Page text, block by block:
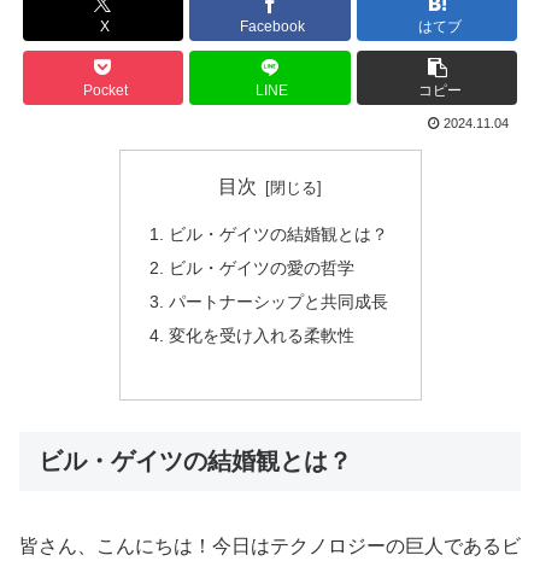
X Facebook はてブ
Pocket LINE コピー
2024.11.04
目次
ビル・ゲイツの結婚観とは？
ビル・ゲイツの愛の哲学
パートナーシップと共同成長
変化を受け入れる柔軟性
ビル・ゲイツの結婚観とは？
皆さん、こんにちは！今日はテクノロジーの巨人であるビ